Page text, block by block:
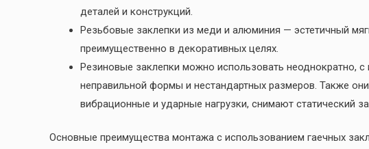
деталей и конструкций.
Резьбовые заклепки из меди и алюминия — эстетичный
преимущественно в декоративных целях.
Резиновые заклепки можно использовать неоднократно,
неправильной формы и нестандартных размеров. Также
вибрационные и ударные нагрузки, снимают статический
Основные преимущества монтажа с использованием гаечных